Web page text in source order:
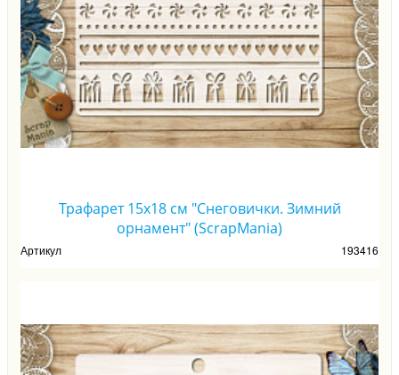
Трафарет 15х18 см "Снеговички. Зимний
орнамент" (ScrapMania)
Артикул 193416